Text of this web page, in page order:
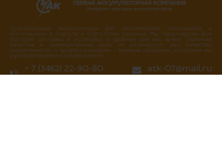
ПЕРВАЯ АККУМУЛЯТОРНАЯ КОМПАНИЯ
Интернет-магазин аккумуляторов
Оригинальные аккумуляторы для автомобилей, мотоциклов и
мототехники в Сургуте и Сургутских районах. Мы гарантируем Вам
быструю доставку и установку в удобное для вас время. Гарантия
качества и демократичные цены не разочаруют вас! Качество,
оперативность и профессионализм – главные принципы, которыми мы
руководствуемся в нашей работе.
+ 7 (3462) 22-90-80
atk-07@mail.ru